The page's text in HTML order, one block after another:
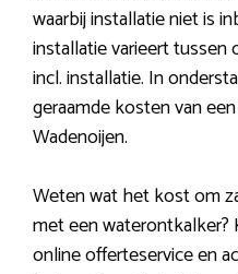
waarbij installatie niet is
installatie varieert
incl. installatie. In
geraamde kosten van
Wadenoijen.
Weten wat het kost om
met een waterontkalker?
online offerteservice en